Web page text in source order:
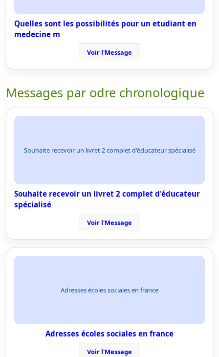
Quelles sont les possibilités pour un etudiant en
medecine m
Voir l'Message
Messages par odre chronologique
Souhaite recevoir un livret 2 complet d'éducateur spécialisé
Souhaite recevoir un livret 2 complet d'éducateur
spécialisé
Voir l'Message
Adresses écoles sociales en france
Adresses écoles sociales en france
Voir l'Message